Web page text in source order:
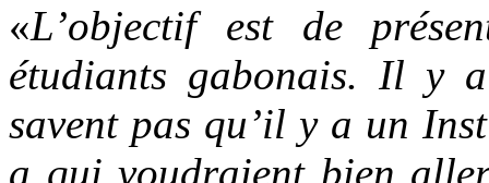
«L’objectif est de
étudiants gabonais. Il y
savent pas qu’il y a un
a qui voudraient bien